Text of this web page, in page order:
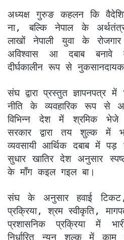
अध्यक्ष गुरुङ कहलन कि
ना, बल्कि नेपाल के
लाखों नेपाली युवा के
अविश्वास आ दबाब बनावे
दीर्घकालीन रूप से
संघ द्वारा प्रस्तुत ज्ञापनपत्र
नीति के व्यवहारिक रूप से
विभिन्न देश में श्रमिक
सरकार द्वारा तय शुल्क में
व्यवसायी आर्थिक दबाब में
सुधार खातिर देश अनुसार
के माँग कइल गइल बा।
संघ के अनुसार हवाई
प्रक्रिया, श्रम स्वीकृति,
प्रशासनिक प्रक्रिया में
निर्धारित न्यून शुल्क में काम